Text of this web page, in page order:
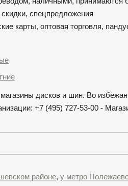
спецпредложения
карты, оптовая торговля,
дисков и шин. Во
+7 (495) 727-53-00 -
районе, у метро